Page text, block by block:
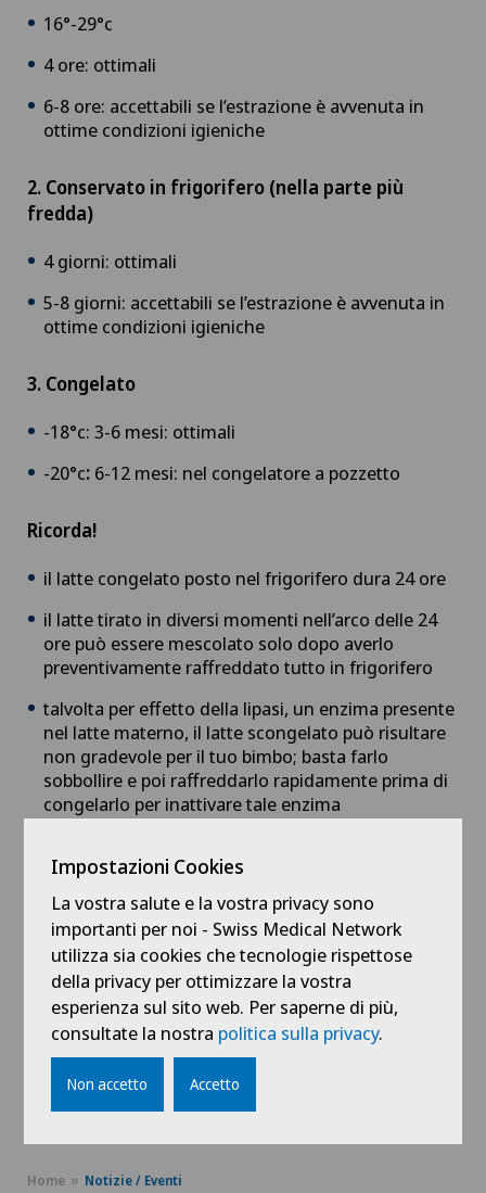
16°-29°c
4 ore: ottimali
6-8 ore: accettabili se l’estrazione è avvenuta in
ottime condizioni igieniche
2. Conservato in frigorifero (nella parte più
fredda)
4 giorni: ottimali
5-8 giorni: accettabili se l’estrazione è avvenuta in
ottime condizioni igieniche
3. Congelato
-18°c: 3-6 mesi: ottimali
-20°c: 6-12 mesi: nel congelatore a pozzetto
Ricorda!
il latte congelato posto nel frigorifero dura 24 ore
il latte tirato in diversi momenti nell’arco delle 24
ore può essere mescolato solo dopo averlo
preventivamente raffreddato tutto in frigorifero
talvolta per effetto della lipasi, un enzima presente
nel latte materno, il latte scongelato può risultare
non gradevole per il tuo bimbo; basta farlo
sobbollire e poi raffreddarlo rapidamente prima di
congelarlo per inattivare tale enzima
PER QUALSIASI NECESSITA’ RIVOLGITI A
PROFESSIONISTI ESPERTI IN ALLATTAMENTO.
M’AMIE CLUBTROVERAI LA CONSULENTE
PROFESSIONALE IN ALLATTAMENTO (IBCLC) E
PERSONALE ALTAMENTE QUALIFICATO PER
AIUTARTI E SOSTENERTI NELLE SCELTE MIGLIORI
PER TE E IL TUO BEBÈ.
Home
Notizie / Eventi
Impostazioni Cookies
La vostra salute e la vostra privacy sono
importanti per noi - Swiss Medical Network
utilizza sia cookies che tecnologie rispettose
della privacy per ottimizzare la vostra
esperienza sul sito web. Per saperne di più,
consultate la nostra politica sulla privacy.
Non accetto Accetto